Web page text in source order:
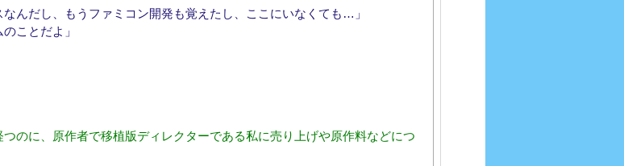
んだし、もうファミコン開発も覚えたし、ここにいなくても…」
ことだよ」
のに、原作者で移植版ディレクターである私に売り上げや原作料などにつ